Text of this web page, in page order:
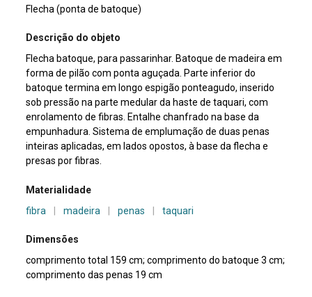
Flecha (ponta de batoque)
Descrição do objeto
Flecha batoque, para passarinhar. Batoque de madeira em
forma de pilão com ponta aguçada. Parte inferior do
batoque termina em longo espigão ponteagudo, inserido
sob pressão na parte medular da haste de taquari, com
enrolamento de fibras. Entalhe chanfrado na base da
empunhadura. Sistema de emplumação de duas penas
inteiras aplicadas, em lados opostos, à base da flecha e
presas por fibras.
Materialidade
fibra
madeira penas taquari
Dimensões
comprimento total 159 cm; comprimento do batoque 3 cm;
comprimento das penas 19 cm